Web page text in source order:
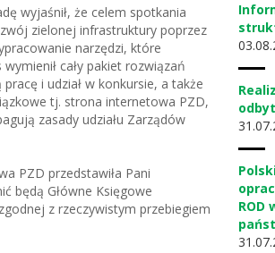
wyjaśnił, że celem spotkania
zielonej infrastruktury poprzez
narzędzi, które
cały pakiet rozwiązań
i udział w konkursie, a także
tj. strona internetowa PZD,
zasady udziału Zarządów
PZD przedstawiła Pani
będą Główne Księgowe
z rzeczywistym przebiegiem
03
31
ROD
31